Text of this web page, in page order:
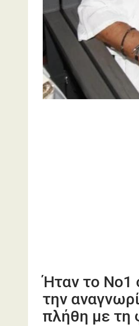
Ήταν το Νο1
την
πλήθη με τη